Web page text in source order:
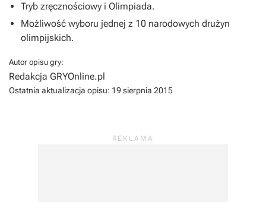
Tryb zręcznościowy i Olimpiada.
Możliwość wyboru jednej z 10 narodowych drużyn
olimpijskich.
Autor opisu gry:
Redakcja GRYOnline.pl
Ostatnia aktualizacja opisu: 19 sierpnia 2015